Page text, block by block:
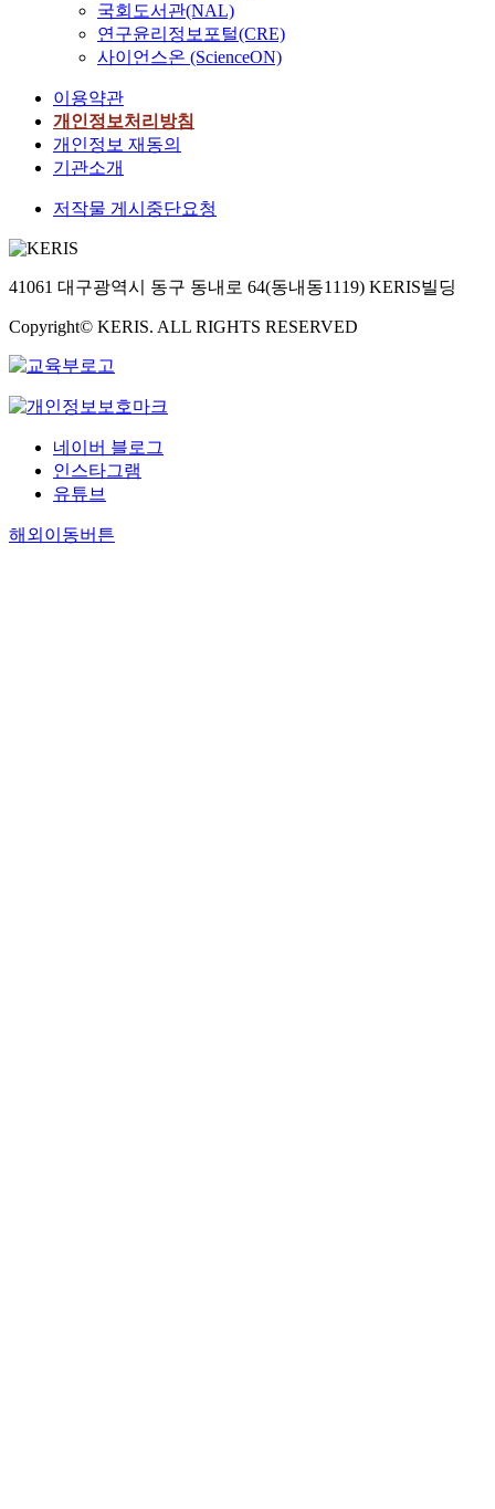
국회도서관(NAL)
연구윤리정보포털(CRE)
사이언스온 (ScienceON)
이용약관
개인정보처리방침
개인정보 재동의
기관소개
저작물 게시중단요청
41061 대구광역시 동구 동내로 64(동내동1119) KERIS빌딩
Copyright© KERIS. ALL RIGHTS RESERVED
네이버 블로그
인스타그램
유튜브
해외이동버튼